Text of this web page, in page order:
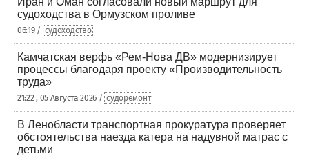
судоходства в Ормузском проливе
06:19 / судоходство
Камчатская верфь «Рем-Нова ДВ» модернизирует
процессы благодаря проекту «Производительность
труда»
21:22 , 05 Августа 2026 / судоремонт
В Ленобласти транспортная прокуратура проверяет
обстоятельства наезда катера на надувной матрас с
детьми